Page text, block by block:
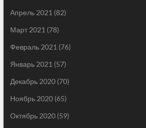
Апрель 2021 (82)
Март 2021 (78)
Февраль 2021 (76)
Январь 2021 (57)
Декабрь 2020(70)
Ноябрь 2020(65)
Октябрь 2020(59)